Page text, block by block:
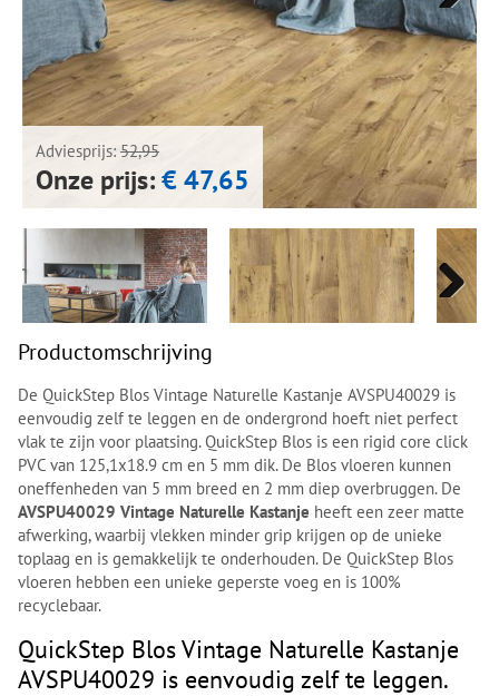
Adviesprijs: 52,95
Onze prijs:€ 47,65
Next
Next
Next
Next
Productomschrijving
De QuickStep Blos Vintage Naturelle Kastanje AVSPU40029 is
eenvoudig zelf te leggen en de ondergrond hoeft niet perfect
vlak te zijn voor plaatsing. QuickStep Blos is een rigid core click
PVC van 125,1x18.9 cm en 5 mm dik. De Blos vloeren kunnen
oneffenheden van 5 mm breed en 2 mm diep overbruggen. De
AVSPU40029 Vintage Naturelle Kastanje heeft een zeer matte
afwerking, waarbij vlekken minder grip krijgen op de unieke
toplaag en is gemakkelijk te onderhouden. De QuickStep Blos
vloeren hebben een unieke geperste voeg en is 100%
recyclebaar.
QuickStep Blos Vintage Naturelle Kastanje
AVSPU40029 is eenvoudig zelf te leggen.